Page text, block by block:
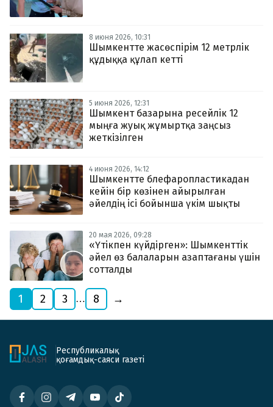
8 июня 2026, 10:31
Шымкентте жасөспірім 12 метрлік
құдыққа құлап кетті
5 июня 2026, 12:31
Шымкент базарына ресейлік 12
мыңға жуық жұмыртқа заңсыз
жеткізілген
4 июня 2026, 14:12
Шымкентте блефаропластикадан
кейін бір көзінен айырылған
әйелдің ісі бойынша үкім шықты
20 мая 2026, 09:28
«Үтікпен күйдірген»: Шымкенттік
әйел өз балаларын азаптағаны үшін
сотталды
1 2 3 … 8 →
Республикалық
қоғамдық-саяси газеті